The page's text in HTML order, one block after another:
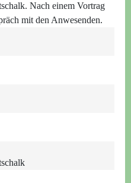
Nach einem Vortrag
mit den Anwesenden.